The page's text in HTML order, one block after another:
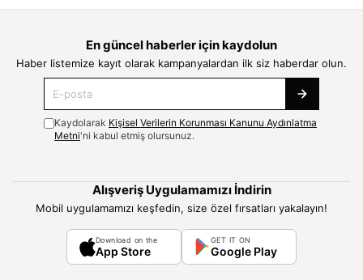
En güncel haberler için kaydolun
Haber listemize kayıt olarak kampanyalardan ilk siz haberdar olun.
Kaydolarak Kişisel Verilerin Korunması Kanunu Aydınlatma
Metni'ni kabul etmiş olursunuz.
Alışveriş Uygulamamızı İndirin
Mobil uygulamamızı keşfedin, size özel fırsatları yakalayın!
Download on the
App Store
GET IT ON
Google Play